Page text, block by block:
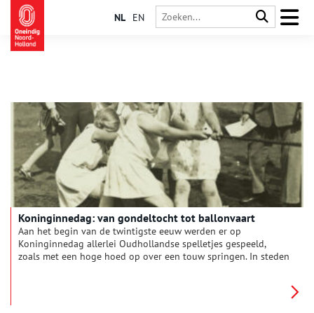
NL EN
Koninginnedag: van gondeltocht tot ballonvaart
Aan het begin van de twintigste eeuw werden er op
Koninginnedag allerlei Oudhollandse spelletjes gespeeld,
zoals met een hoge hoed op over een touw springen. In steden